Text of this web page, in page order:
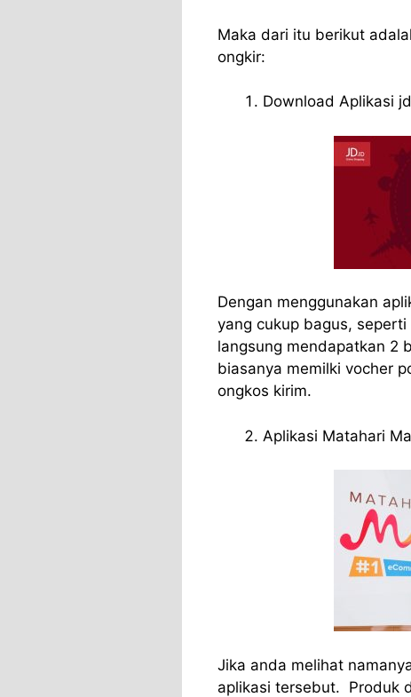
Maka dari itu berikut
ongkir:
Download Aplikasi
Dengan menggunakan
yang cukup bagus,
langsung mendapatkan 2
biasanya memilki vocher
ongkos kirim.
Aplikasi Matahari
Jika anda melihat
aplikasi tersebut. Produk